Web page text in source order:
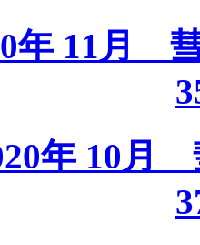
年 11月
年 10